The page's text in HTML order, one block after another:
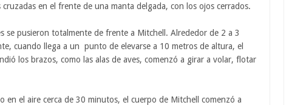
en el frente de una manta delgada, con los ojos cerrados.
se pusieron totalmente de frente a Mitchell. Alrededor de 2 a 3
cuando llega a un punto de elevarse a 10 metros de altura, el
los brazos, como las alas de aves, comenzó a girar a volar, flotar
en el aire cerca de 30 minutos, el cuerpo de Mitchell comenzó a